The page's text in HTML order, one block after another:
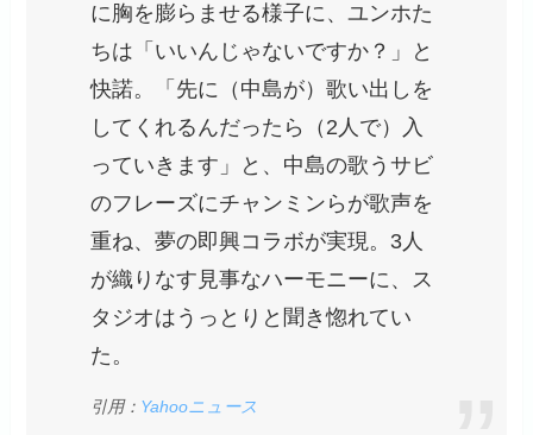
に胸を膨らませる様子に、ユンホた
ちは「いいんじゃないですか？」と
快諾。「先に（中島が）歌い出しを
してくれるんだったら（2人で）入
っていきます」と、中島の歌うサビ
のフレーズにチャンミンらが歌声を
重ね、夢の即興コラボが実現。3人
が織りなす見事なハーモニーに、ス
タジオはうっとりと聞き惚れてい
た。
引用： Yahooニュース